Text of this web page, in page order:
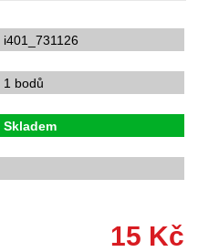
i401_731126
1 bodů
Skladem
15 Kč